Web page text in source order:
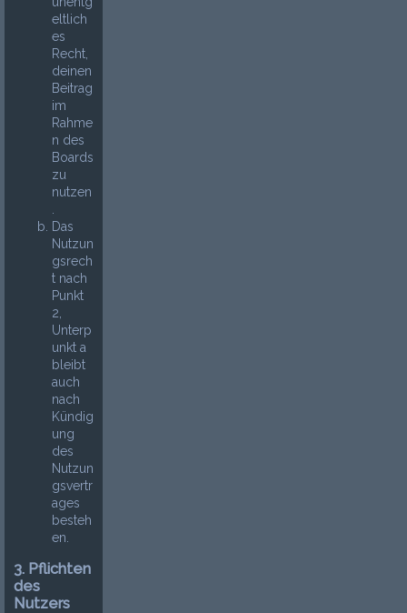
eltlich
es
Recht,
deinen
Beitrag
im
Rahme
n des
Boards
zu
nutzen
Das
Nutzun
gsrech
t nach
Punkt
2,
Unterp
unkt a
bleibt
auch
nach
Kündig
ung
des
Nutzun
gsvertr
ages
besteh
en.
3. Pflichten
des
Nutzers